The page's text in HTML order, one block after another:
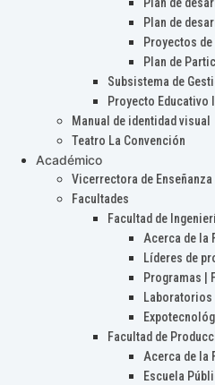
Plan de
Plan de
Proyectos
Plan de
Subsistema de
Proyecto Educativo
Manual de identidad visual
Teatro La Convención
Académico
Vicerrectora de
Facultades
Facultad de
Acerca de la
Líderes de
Programas |
Laboratorios
Facultad de
Acerca de la
Escuela